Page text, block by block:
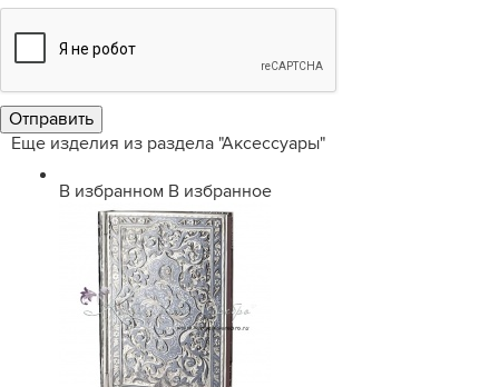
Еще изделия из раздела "Аксессуары"
В избранном В избранное